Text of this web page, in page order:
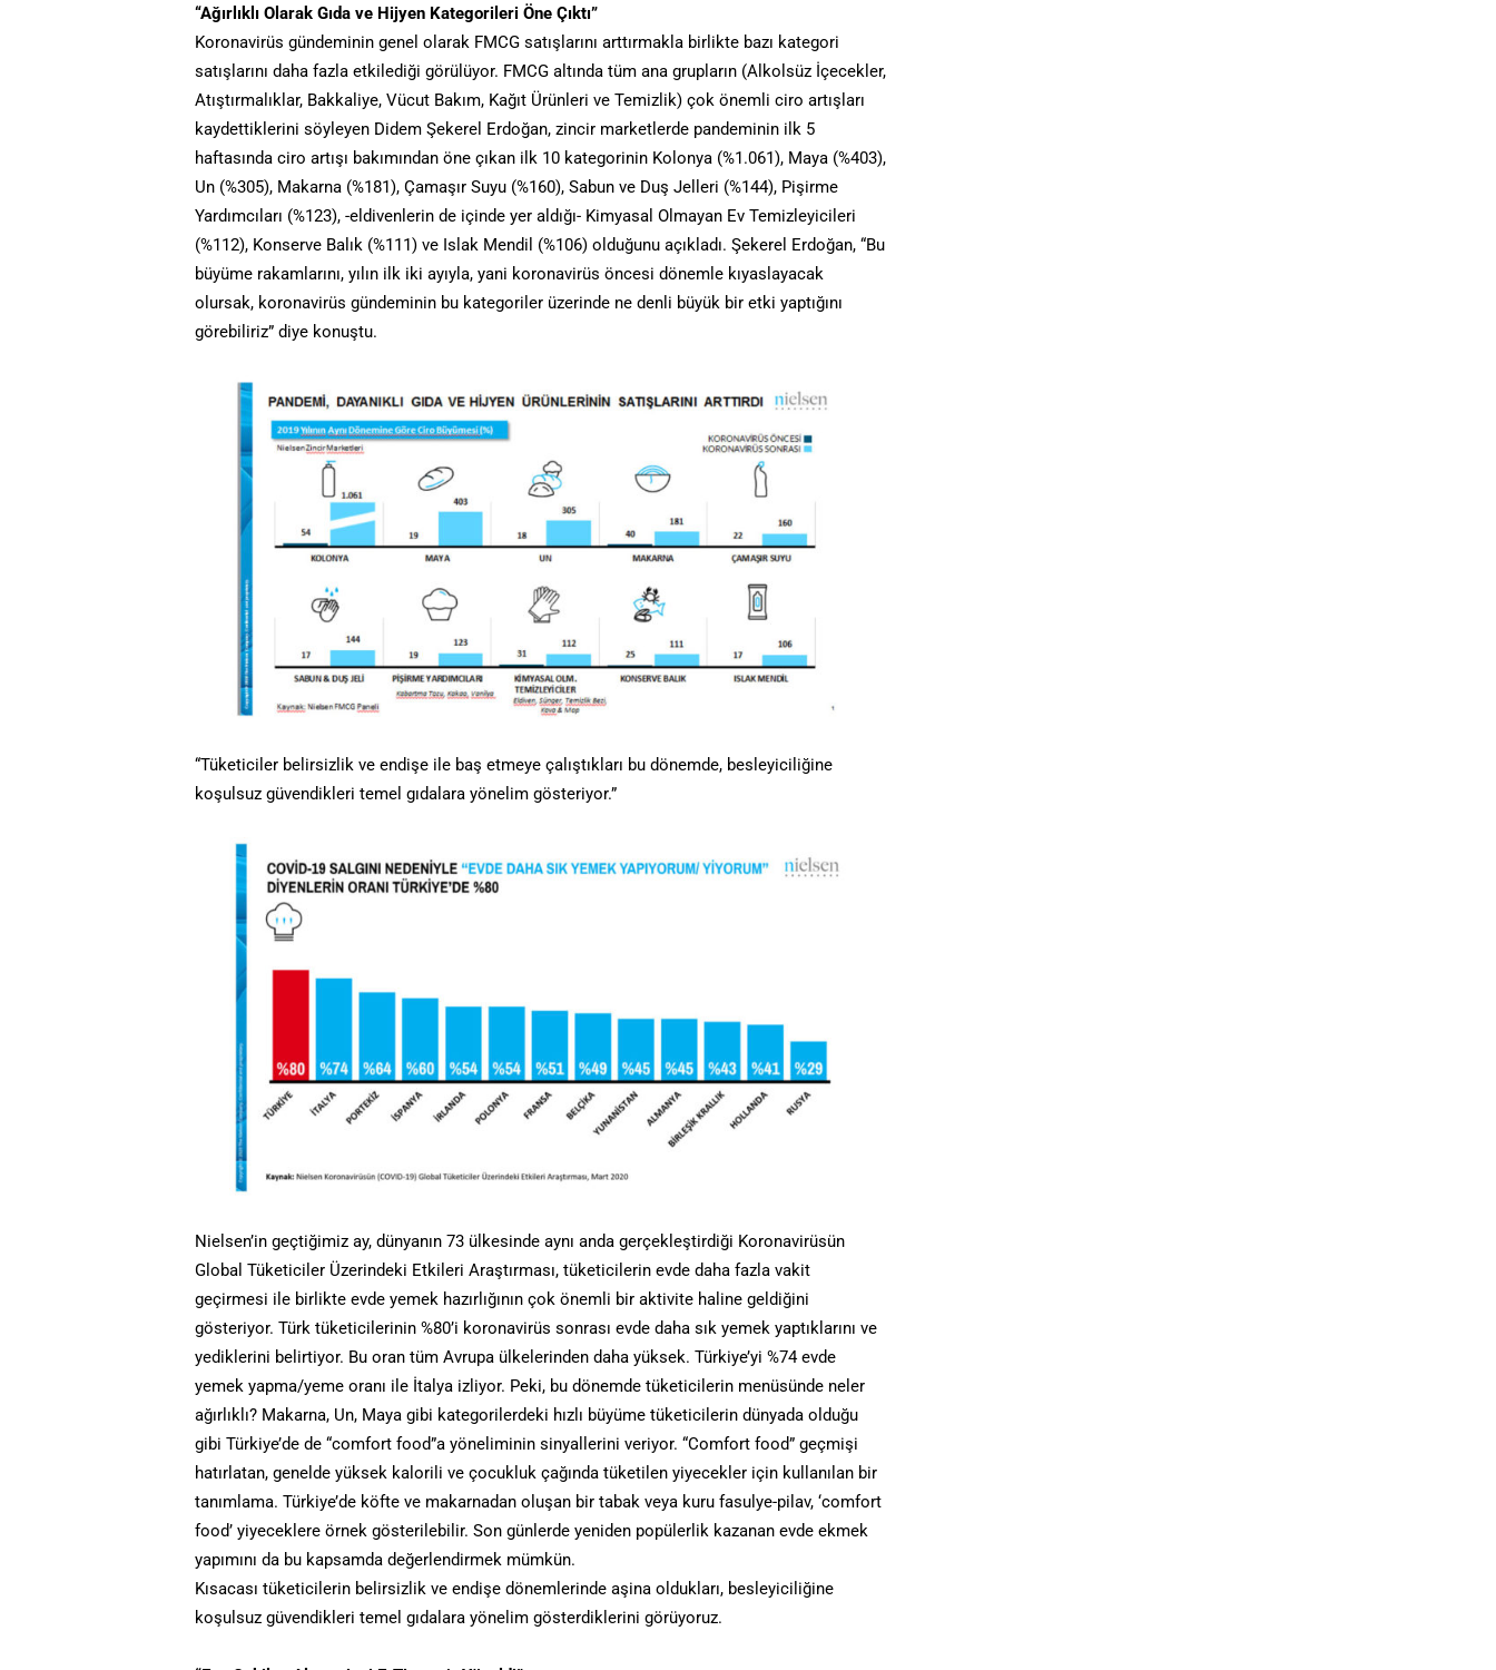
“Ağırlıklı Olarak Gıda ve Hijyen Kategorileri Öne Çıktı”
Koronavirüs gündeminin genel olarak FMCG satışlarını arttırmakla birlikte bazı kategori
satışlarını daha fazla etkilediği görülüyor. FMCG altında tüm ana grupların (Alkolsüz İçecekler,
Atıştırmalıklar, Bakkaliye, Vücut Bakım, Kağıt Ürünleri ve Temizlik) çok önemli ciro artışları
kaydettiklerini söyleyen Didem Şekerel Erdoğan, zincir marketlerde pandeminin ilk 5
haftasında ciro artışı bakımından öne çıkan ilk 10 kategorinin Kolonya (%1.061), Maya (%403),
Un (%305), Makarna (%181), Çamaşır Suyu (%160), Sabun ve Duş Jelleri (%144), Pişirme
Yardımcıları (%123), -eldivenlerin de içinde yer aldığı- Kimyasal Olmayan Ev Temizleyicileri
(%112), Konserve Balık (%111) ve Islak Mendil (%106) olduğunu açıkladı. Şekerel Erdoğan, “Bu
büyüme rakamlarını, yılın ilk iki ayıyla, yani koronavirüs öncesi dönemle kıyaslayacak
olursak, koronavirüs gündeminin bu kategoriler üzerinde ne denli büyük bir etki yaptığını
görebiliriz” diye konuştu.
“Tüketiciler belirsizlik ve endişe ile baş etmeye çalıştıkları bu dönemde, besleyiciliğine
koşulsuz güvendikleri temel gıdalara yönelim gösteriyor.”
Nielsen’in geçtiğimiz ay, dünyanın 73 ülkesinde aynı anda gerçekleştirdiği Koronavirüsün
Global Tüketiciler Üzerindeki Etkileri Araştırması, tüketicilerin evde daha fazla vakit
geçirmesi ile birlikte evde yemek hazırlığının çok önemli bir aktivite haline geldiğini
gösteriyor. Türk tüketicilerinin %80’i koronavirüs sonrası evde daha sık yemek yaptıklarını ve
yediklerini belirtiyor. Bu oran tüm Avrupa ülkelerinden daha yüksek. Türkiye’yi %74 evde
yemek yapma/yeme oranı ile İtalya izliyor. Peki, bu dönemde tüketicilerin menüsünde neler
ağırlıklı? Makarna, Un, Maya gibi kategorilerdeki hızlı büyüme tüketicilerin dünyada olduğu
gibi Türkiye’de de “comfort food”a yöneliminin sinyallerini veriyor. “Comfort food” geçmişi
hatırlatan, genelde yüksek kalorili ve çocukluk çağında tüketilen yiyecekler için kullanılan bir
tanımlama. Türkiye’de köfte ve makarnadan oluşan bir tabak veya kuru fasulye-pilav, ‘comfort
food’ yiyeceklere örnek gösterilebilir. Son günlerde yeniden popülerlik kazanan evde ekmek
yapımını da bu kapsamda değerlendirmek mümkün.
Kısacası tüketicilerin belirsizlik ve endişe dönemlerinde aşina oldukları, besleyiciliğine
koşulsuz güvendikleri temel gıdalara yönelim gösterdiklerini görüyoruz.